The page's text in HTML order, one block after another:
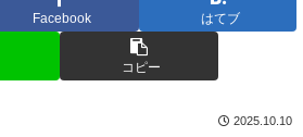
Facebook はてブ
コピー
2025.10.10